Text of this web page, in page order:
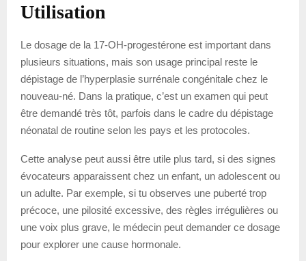
Utilisation
Le dosage de la 17-OH-progestérone est important dans
plusieurs situations, mais son usage principal reste le
dépistage de l’hyperplasie surrénale congénitale chez le
nouveau-né. Dans la pratique, c’est un examen qui peut
être demandé très tôt, parfois dans le cadre du dépistage
néonatal de routine selon les pays et les protocoles.
Cette analyse peut aussi être utile plus tard, si des signes
évocateurs apparaissent chez un enfant, un adolescent ou
un adulte. Par exemple, si tu observes une puberté trop
précoce, une pilosité excessive, des règles irrégulières ou
une voix plus grave, le médecin peut demander ce dosage
pour explorer une cause hormonale.